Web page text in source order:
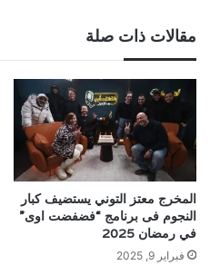
مقالات ذات صلة
المخرج معتز التوني يستضيف كبار
النجوم فى برنامج “فضفضت اوى”
في رمضان 2025
فبراير 9, 2025